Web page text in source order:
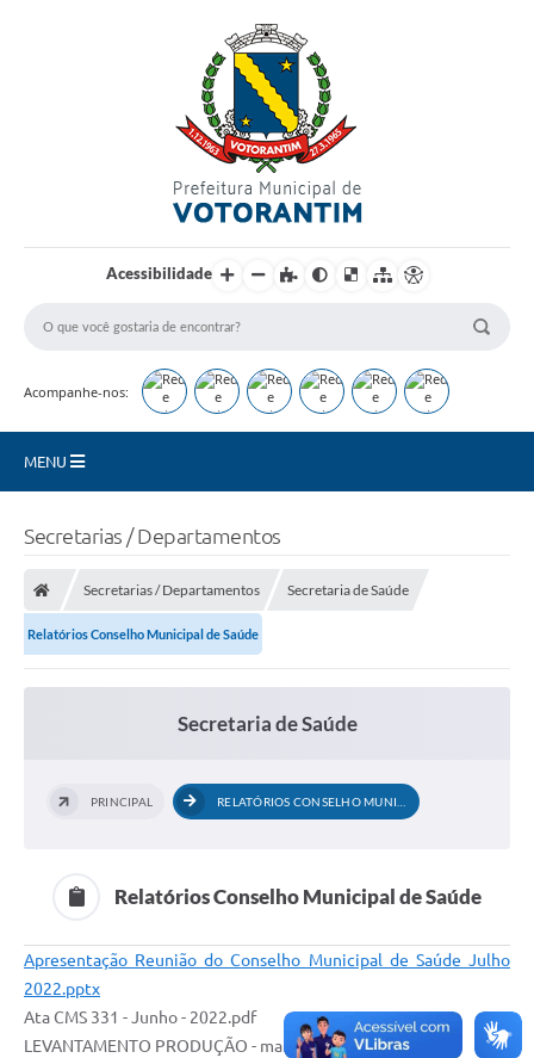
Acessibilidade
Acompanhe-nos:
MENU
Vagas PAT
Selo Verde
Empreendedor
Incentivos Fiscais
Plano Municipal de Retomada das Aulas Presenciais
Secretarias / Departamentos
Secretarias / Departamentos Secretaria de Saúde
Relatórios Conselho Municipal de Saúde
Secretaria de Saúde
PRINCIPAL
Relatórios Conselho Municipal de Saúde
Apresentação Reunião do Conselho Municipal de Saúde Julho
2022.pptx
Ata CMS 331 - Junho - 2022.pdf
LEVANTAMENTO PRODUÇÃO - maio-2022.pdf